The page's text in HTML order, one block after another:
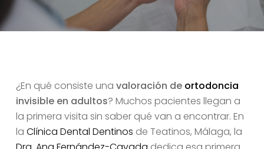
¿En qué consiste una valoración de ortodoncia
invisible en adultos? Muchos pacientes llegan a
la primera visita sin saber qué van a encontrar. En
la Clínica Dental Dentinos de Teatinos, Málaga, la